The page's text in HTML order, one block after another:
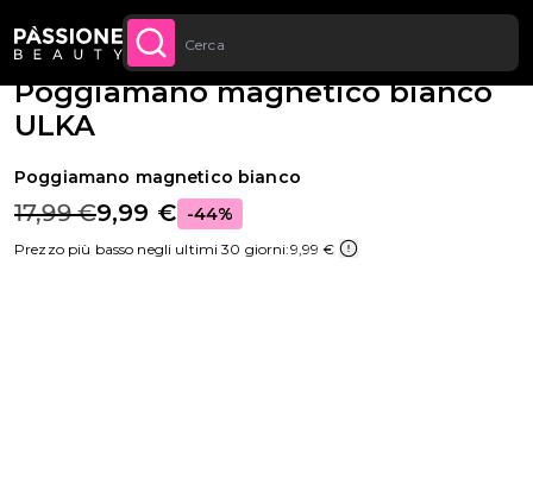
Sconto quantità: dal -5% sugli ordini a
partire da 250€
Briciole di pane
Apparecchiature e Strumenti
Poggiamano magnetico bianco
ULKA
Poggiamano magnetico bianco
17,99 €9,99 € -44%
Prezzo più basso negli ultimi 30 giorni:9,99 €